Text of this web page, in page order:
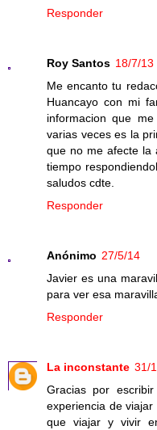
Responder
Roy Santos 18/7/13
Me encanto tu
Huancayo con mi
informacion que
varias veces es la
que no me afecte la
tiempo
saludos cdte.
Responder
Anónimo 27/5/14
Javier es una
para ver esa
Responder
La inconstante 31/
Gracias por
experiencia de
que viajar y vivir